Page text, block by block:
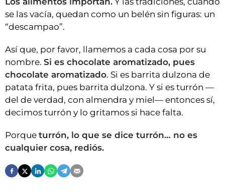
se las vacía, quedan como un belén sin figuras: un
“descampao”.
Así que, por favor, llamemos a cada cosa por su
nombre. Si es chocolate aromatizado, pues
chocolate aromatizado. Si es barrita dulzona de
patata frita, pues barrita dulzona. Y si es turrón —
del de verdad, con almendra y miel— entonces sí,
decimos turrón y lo gritamos si hace falta.
Porque turrón, lo que se dice turrón… no es
cualquier cosa, rediós.